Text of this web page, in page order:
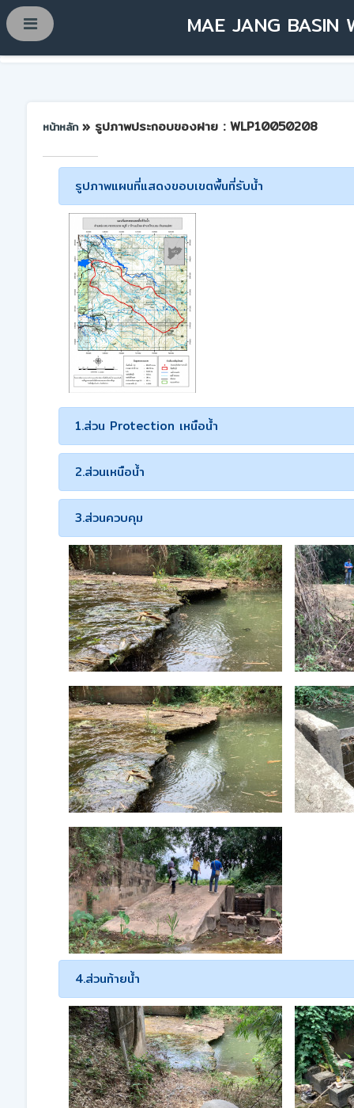
MAE JANG BASIN
หน้าหลัก » รูปภาพประกอบของฝาย : WLP10050208
รูปภาพแผนที่แสดงขอบเขตพื้นที่รับน้ำ
1.ส่วน Protection เหนือน้ำ
2.ส่วนเหนือน้ำ
3.ส่วนควบคุม
4.ส่วนท้ายน้ำ